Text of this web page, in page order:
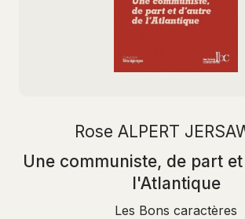
Rose ALPERT
Une communiste, de part
l'Atlantique
Les Bons caractères